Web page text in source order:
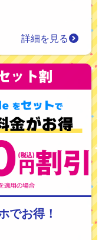
詳細を見る
でお得！